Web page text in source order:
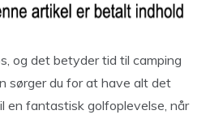
og det betyder tid til camping
sørger du for at have alt det
en fantastisk golfoplevelse, når